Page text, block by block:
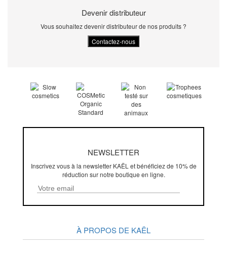
Devenir distributeur
Vous souhaitez devenir distributeur de nos produits ?
À PROPOS DE KAËL
NEWSLETTER
Inscrivez vous à la newsletter KAËL et bénéficiez de 10% de
réduction sur notre boutique en ligne.